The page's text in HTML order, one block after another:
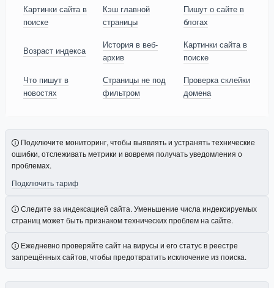
Картинки сайта в
поиске
Кэш главной
страницы
Пишут о сайте в
блогах
Возраст индекса
История в веб-
архив
Картинки сайта в
поиске
Что пишут в
новостях
Страницы не под
фильтром
Проверка склейки
домена
Подключите мониторинг, чтобы выявлять и устранять технические
ошибки, отслеживать метрики и вовремя получать уведомления о
проблемах.
Подключить тариф
Следите за индексацией сайта. Уменьшение числа индексируемых
страниц может быть признаком технических проблем на сайте.
Ежедневно проверяйте сайт на вирусы и его статус в реестре
запрещённых сайтов, чтобы предотвратить исключение из поиска.